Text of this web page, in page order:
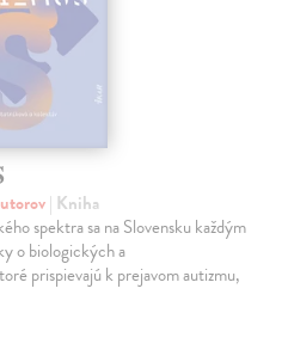
| Kniha
spektra sa na Slovensku každým
o biologických a
prispievajú k prejavom autizmu,